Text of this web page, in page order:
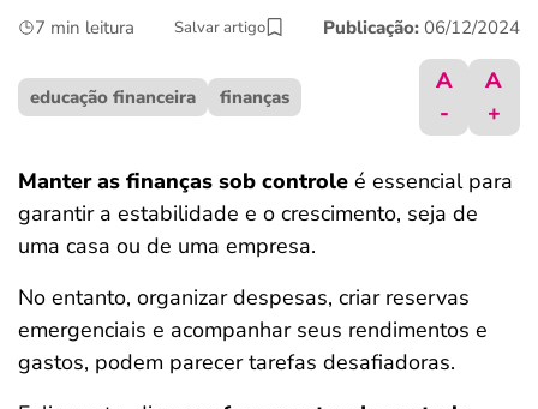
últimas notícias
ferramentas
7 min leitura Salvar artigo Publicação: 06/12/2024
educação financeira finanças
A
-
A
+
Manter as finanças sob controle é essencial para
garantir a estabilidade e o crescimento, seja de
uma casa ou de uma empresa.
No entanto, organizar despesas, criar reservas
emergenciais e acompanhar seus rendimentos e
gastos, podem parecer tarefas desafiadoras.